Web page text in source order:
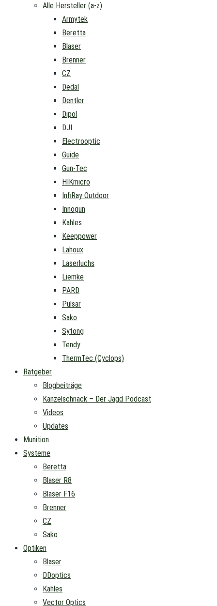
Alle Hersteller (a-z)
Armytek
Beretta
Blaser
Brenner
CZ
Dedal
Dentler
Dipol
DJI
Electrooptic
Guide
Gun-Tec
HIKmicro
InfiRay Outdoor
Innogun
Kahles
Keeppower
Lahoux
Laserluchs
Liemke
PARD
Pulsar
Sako
Sytong
Tendy
ThermTec (Cyclops)
Ratgeber
Blogbeiträge
Kanzelschnack – Der Jagd Podcast
Videos
Updates
Munition
Systeme
Beretta
Blaser R8
Blaser F16
Brenner
CZ
Sako
Optiken
Blaser
DDoptics
Kahles
Vector Optics